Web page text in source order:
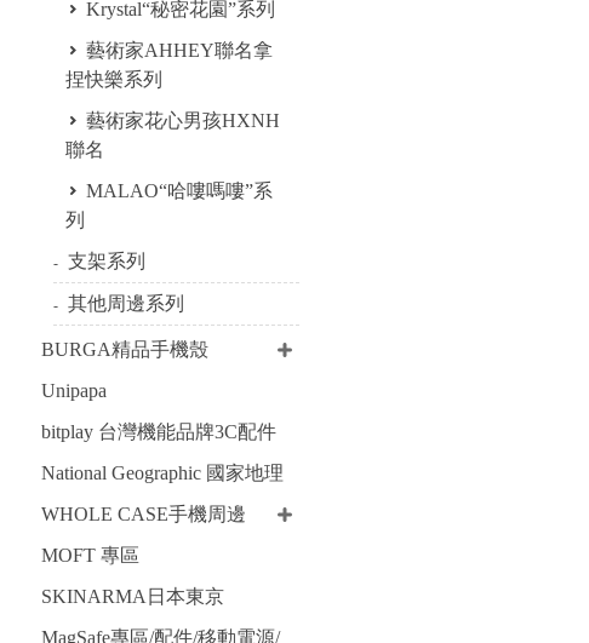
Krystal“秘密花園”系列
藝術家AHHEY聯名拿
捏快樂系列
藝術家花心男孩HXNH
聯名
MALAO“哈嘍嗎嘍”系
列
支架系列
其他周邊系列
BURGA精品手機殼
Unipapa
bitplay 台灣機能品牌3C配件
National Geographic 國家地理
WHOLE CASE手機周邊
MOFT 專區
SKINARMA日本東京
MagSafe專區/配件/移動電源/